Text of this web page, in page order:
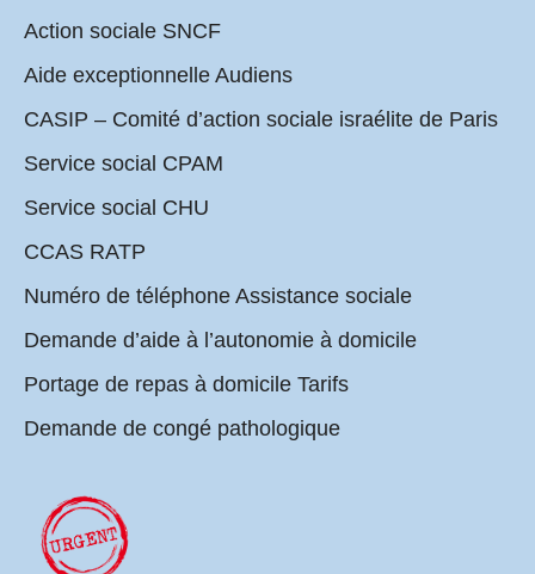
Action sociale SNCF
Aide exceptionnelle Audiens
CASIP – Comité d’action sociale israélite de Paris
Service social CPAM
Service social CHU
CCAS RATP
Numéro de téléphone Assistance sociale
Demande d’aide à l’autonomie à domicile
Portage de repas à domicile Tarifs
Demande de congé pathologique